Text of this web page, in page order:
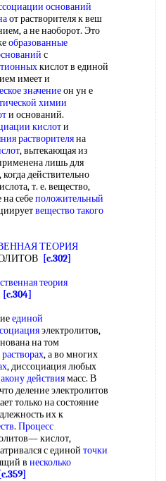
оснований
от растворителя к веш
а не наоборот. Это
образованные
с
кислот в единой
имеет и
значениеон ун е
химии
и оснований.
кислоти
растворителяна
, вытекающая из
лишь для
действительно
т. е. вещество,
себеположительный
вещество такого
ТЕОРИЯ
[c.302]
теория
[c.304]
единой
электролитов,
на том
, а во многих
, диссоциация любых
действиямасс. В
деление электролитов
только на состояние
их к
. Процесс
кислот,
с единой точки
в несколько
[c.359]